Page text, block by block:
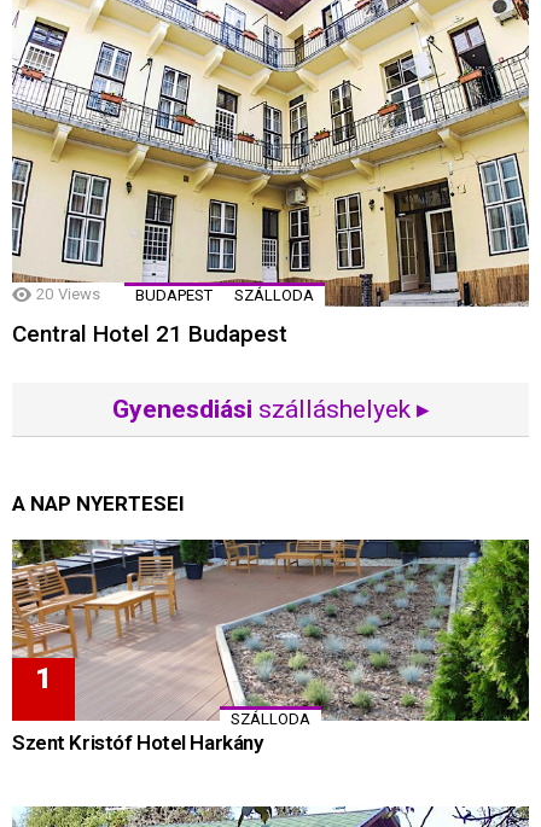
20 Views BUDAPEST SZÁLLODA
Central Hotel 21 Budapest
Gyenesdiási szálláshelyek ▸
A NAP NYERTESEI
SZÁLLODA
Szent Kristóf Hotel Harkány